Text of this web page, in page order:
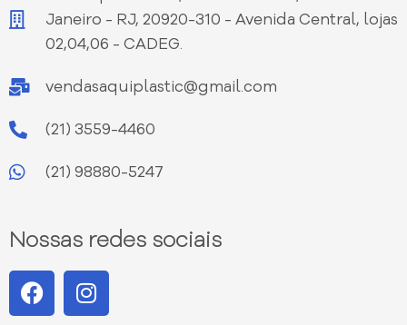
Janeiro - RJ, 20920-310 - Avenida Central, lojas
02,04,06 - CADEG.
vendasaquiplastic@gmail.com
(21) 3559-4460
(21) 98880-5247
Nossas redes sociais